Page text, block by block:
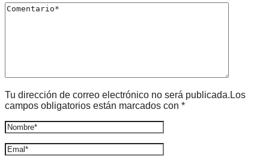
Tu dirección de correo electrónico no será publicada.Los
campos obligatorios están marcados con *